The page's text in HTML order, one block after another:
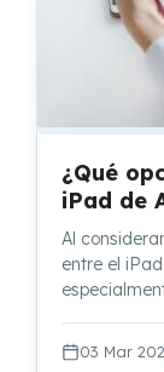
¿Qué
iPad de
Al
entre el
03 Mar